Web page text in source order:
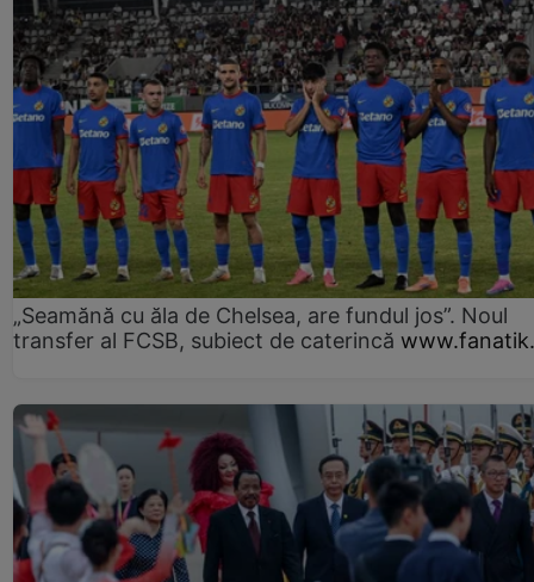
„Seamănă cu ăla de Chelsea, are fundul jos”. Noul
transfer al FCSB, subiect de caterincă